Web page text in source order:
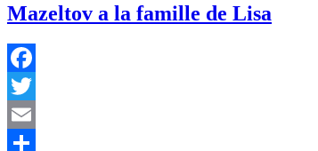
Mazeltov a la famille de Lisa
Facebook
Twitter
Email